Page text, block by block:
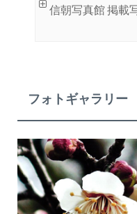
信朝写真館 掲載
フォトギャラリー